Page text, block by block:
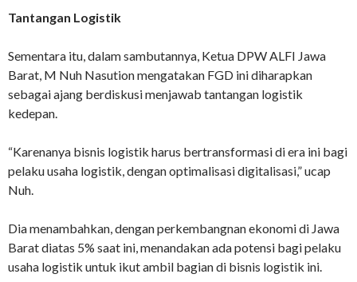
Tantangan Logistik
Sementara itu, dalam sambutannya, Ketua DPW ALFI Jawa
Barat, M Nuh Nasution mengatakan FGD ini diharapkan
sebagai ajang berdiskusi menjawab tantangan logistik
kedepan.
“Karenanya bisnis logistik harus bertransformasi di era ini bagi
pelaku usaha logistik, dengan optimalisasi digitalisasi,” ucap
Nuh.
Dia menambahkan, dengan perkembangnan ekonomi di Jawa
Barat diatas 5% saat ini, menandakan ada potensi bagi pelaku
usaha logistik untuk ikut ambil bagian di bisnis logistik ini.